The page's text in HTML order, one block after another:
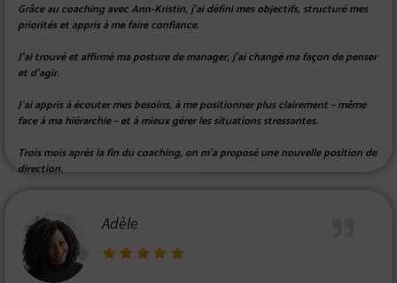
Grâce au coaching avec Ann-Kristin, j’ai défini mes objectifs, structuré mes
priorités et appris à me faire confiance.
J’ai trouvé et affirmé ma posture de manager, j’ai changé ma façon de penser
et d’agir.
J’ai appris à écouter mes besoins, à me positionner plus clairement – même
face à ma hiérarchie – et à mieux gérer les situations stressantes.
Trois mois après la fin du coaching, on m’a proposé une nouvelle position de
direction.
Adèle